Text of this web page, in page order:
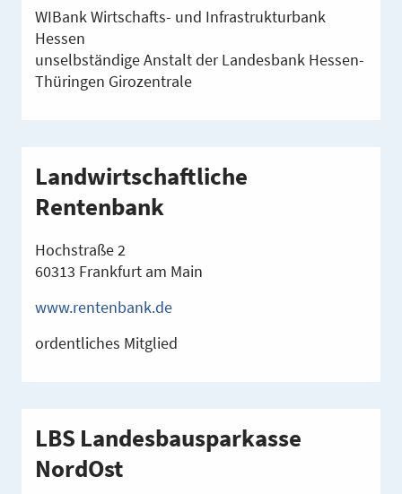
WIBank Wirtschafts- und Infrastrukturbank
Hessen
unselbständige Anstalt der Landesbank Hessen-
Thüringen Girozentrale
Landwirtschaftliche
Rentenbank
Hochstraße 2
60313 Frankfurt am Main
www.rentenbank.de
ordentliches Mitglied
LBS Landesbausparkasse
NordOst